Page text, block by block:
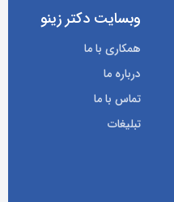
وبسایت دکتر زینو
همکاری با ما
درباره ما
تماس با ما
تبلیغات